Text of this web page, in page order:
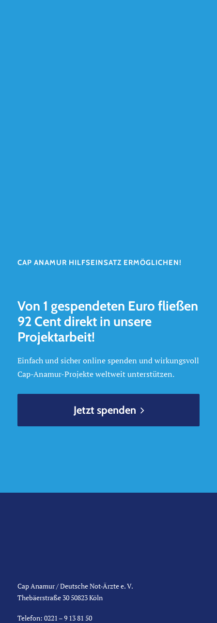
CAP ANAMUR HILFSEINSATZ ERMÖGLICHEN!
Von 1 gespendeten Euro fließen
92 Cent direkt in unsere
Projektarbeit!
Einfach und sicher online spenden und wirkungsvoll
Cap-Anamur-Projekte weltweit unterstützen.
Jetzt spenden
Cap Anamur / Deutsche Not-Ärzte e. V.
Thebäerstraße 30 50823 Köln
Telefon: 0221 – 9 13 81 50